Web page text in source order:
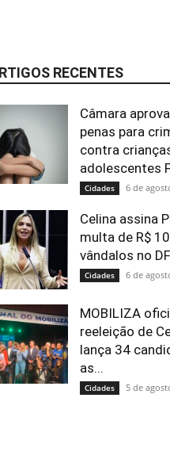
RECENTES
Câmara
penas para
contra
adolescentes
Cidades 6 de
Celina assina
multa de R$
vândalos no DF
Cidades 6 de
MOBILIZA
reeleição de
lança 34
as...
Cidades 5 de